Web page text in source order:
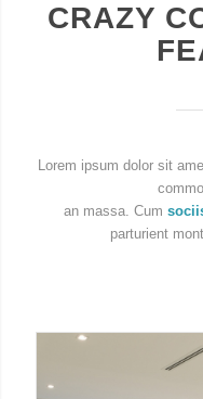
CRAZY
Lorem ipsum dolor sit
an massa. Cum
parturient